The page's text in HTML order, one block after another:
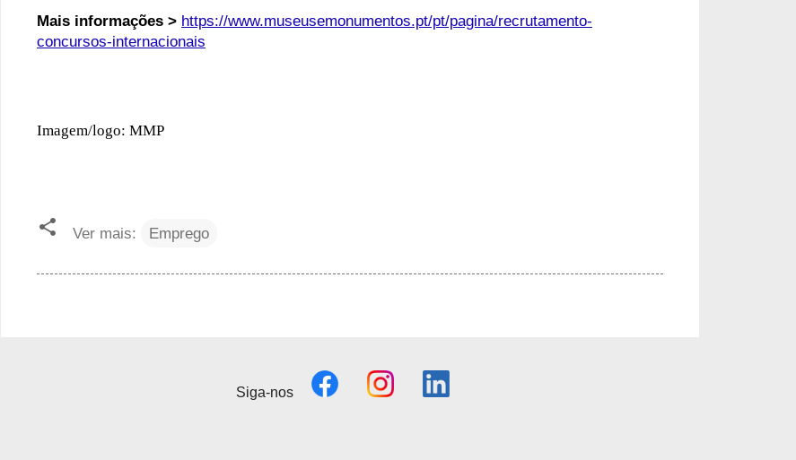
Mais informações > https://www.museusemonumentos.pt/pt/pagina/recrutamento-
concursos-internacionais
Imagem/logo: MMP
Ver mais: Emprego
Siga-nos